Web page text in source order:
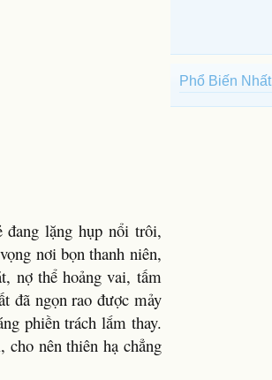
đang lặng hụp nổi trôi,
nơi bọn thanh niên,
nợ thể hoảng vai, tấm
đã ngọn rao được mảy
phiền trách lắm thay.
nên thiên hạ chẳng
Phổ Biến Nhất